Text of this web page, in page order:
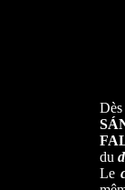
du
Le